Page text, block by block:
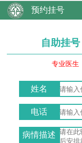
预约挂号
自助挂号
专业医生
姓名
电话
病情描述